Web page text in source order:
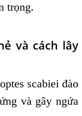
trọng.
và cách lây
scabiei đào
và gây ngứa